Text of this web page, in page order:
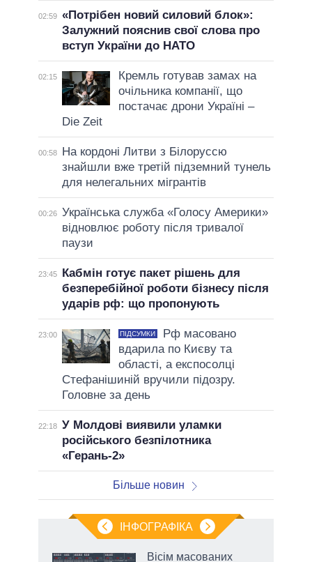
02:59 «Потрібен новий силовий блок»:
Залужний пояснив свої слова про
вступ України до НАТО
02:15
Кремль готував замах на
очільника компанії, що
постачає дрони Україні –
Die Zeit
00:58
На кордоні Литви з Білоруссю
знайшли вже третій підземний тунель
для нелегальних мігрантів
00:26 Українська служба «Голосу Америки»
відновлює роботу після тривалої
паузи
23:45
Кабмін готує пакет рішень для
безперебійної роботи бізнесу після
ударів рф: що пропонують
23:00 ПІДСУМКИ
Рф масовано
вдарила по Києву та
області, а експосолці
Стефанішиній вручили підозру.
Головне за день
22:18 У Молдові виявили уламки
російського безпілотника
«Герань-2»
Більше новин
ІНФОГРАФІКА
Вісім масованих